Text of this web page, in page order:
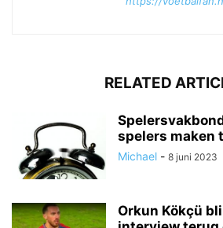
RELATED
spelers maken
Michael - 8 juni 2023
Orkun Kökçü